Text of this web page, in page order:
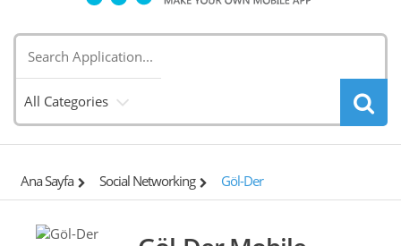
All Categories
Ana Sayfa Social Networking Göl-Der